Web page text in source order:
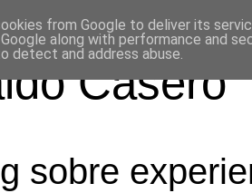
Casero
sobre
from Google to deliver its
along with performance and
detect and address abuse.